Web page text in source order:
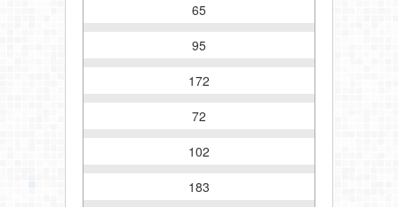
65
95
172
72
102
183